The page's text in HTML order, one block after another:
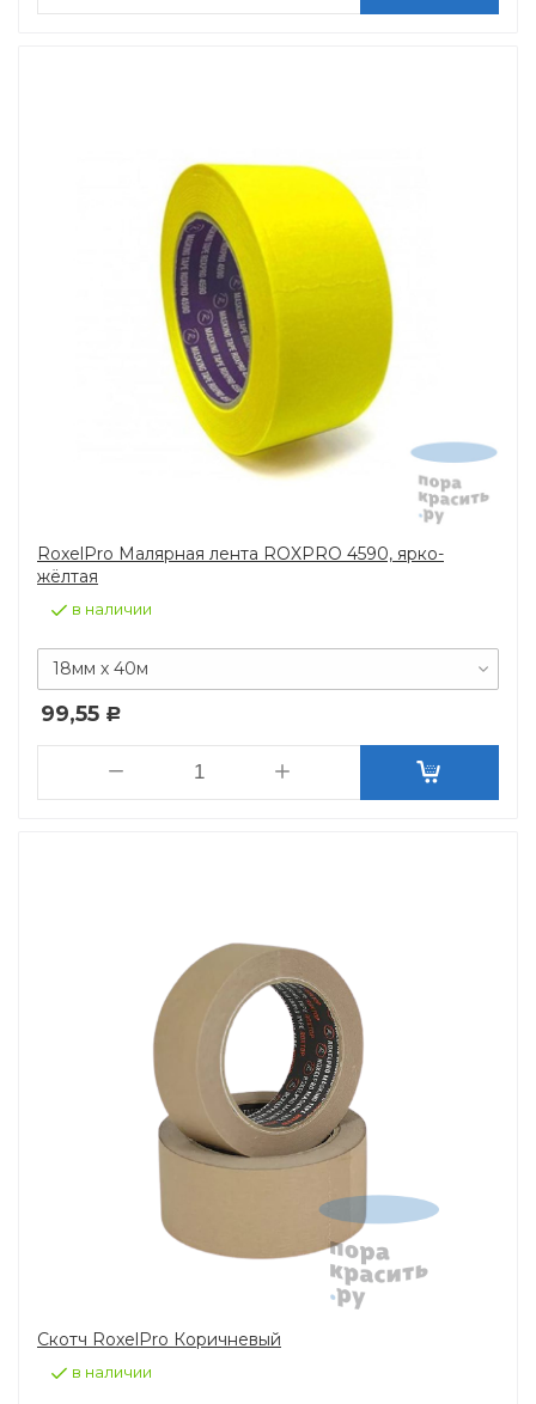
RoxelPro Малярная лента ROXPRO 4590, ярко-
жёлтая
в наличии
18мм х 40м
99,55 Р
Скотч RoxelPro Коричневый
в наличии